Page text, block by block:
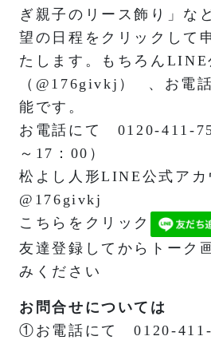
ぎ親子のリース飾り」な
望の日程をクリックして
たします。もちろんLINE
（ @176givkj）
、お電
能です。
お電話にて 0120-411-
～17：00）
松よし人形LINE公式ア
@176givkj
こちらをクリック
友達登録してからトーク
みください
お問合せについては
①お電話にて 0120-